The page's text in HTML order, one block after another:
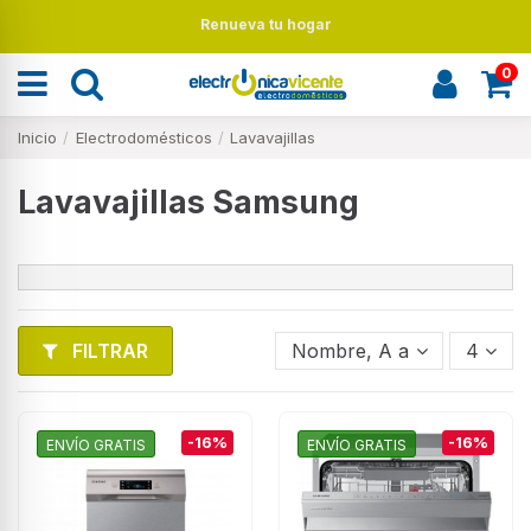
Renueva tu hogar
0
Inicio Electrodomésticos Lavavajillas
Lavavajillas Samsung
FILTRAR Nombre, A a Z 4
ENVÍO GRATIS -16% ENVÍO GRATIS -16%